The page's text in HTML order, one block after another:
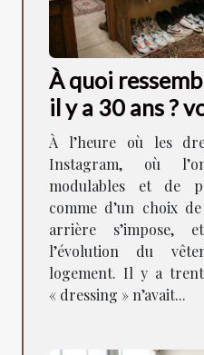
À quoi
il y a 30 ans ?
images
À l’heure où les
Instagram, où
modulables et de
comme d’un choix
arrière s’impose,
l’évolution du
logement. Il y a
« dressing » n’avait...